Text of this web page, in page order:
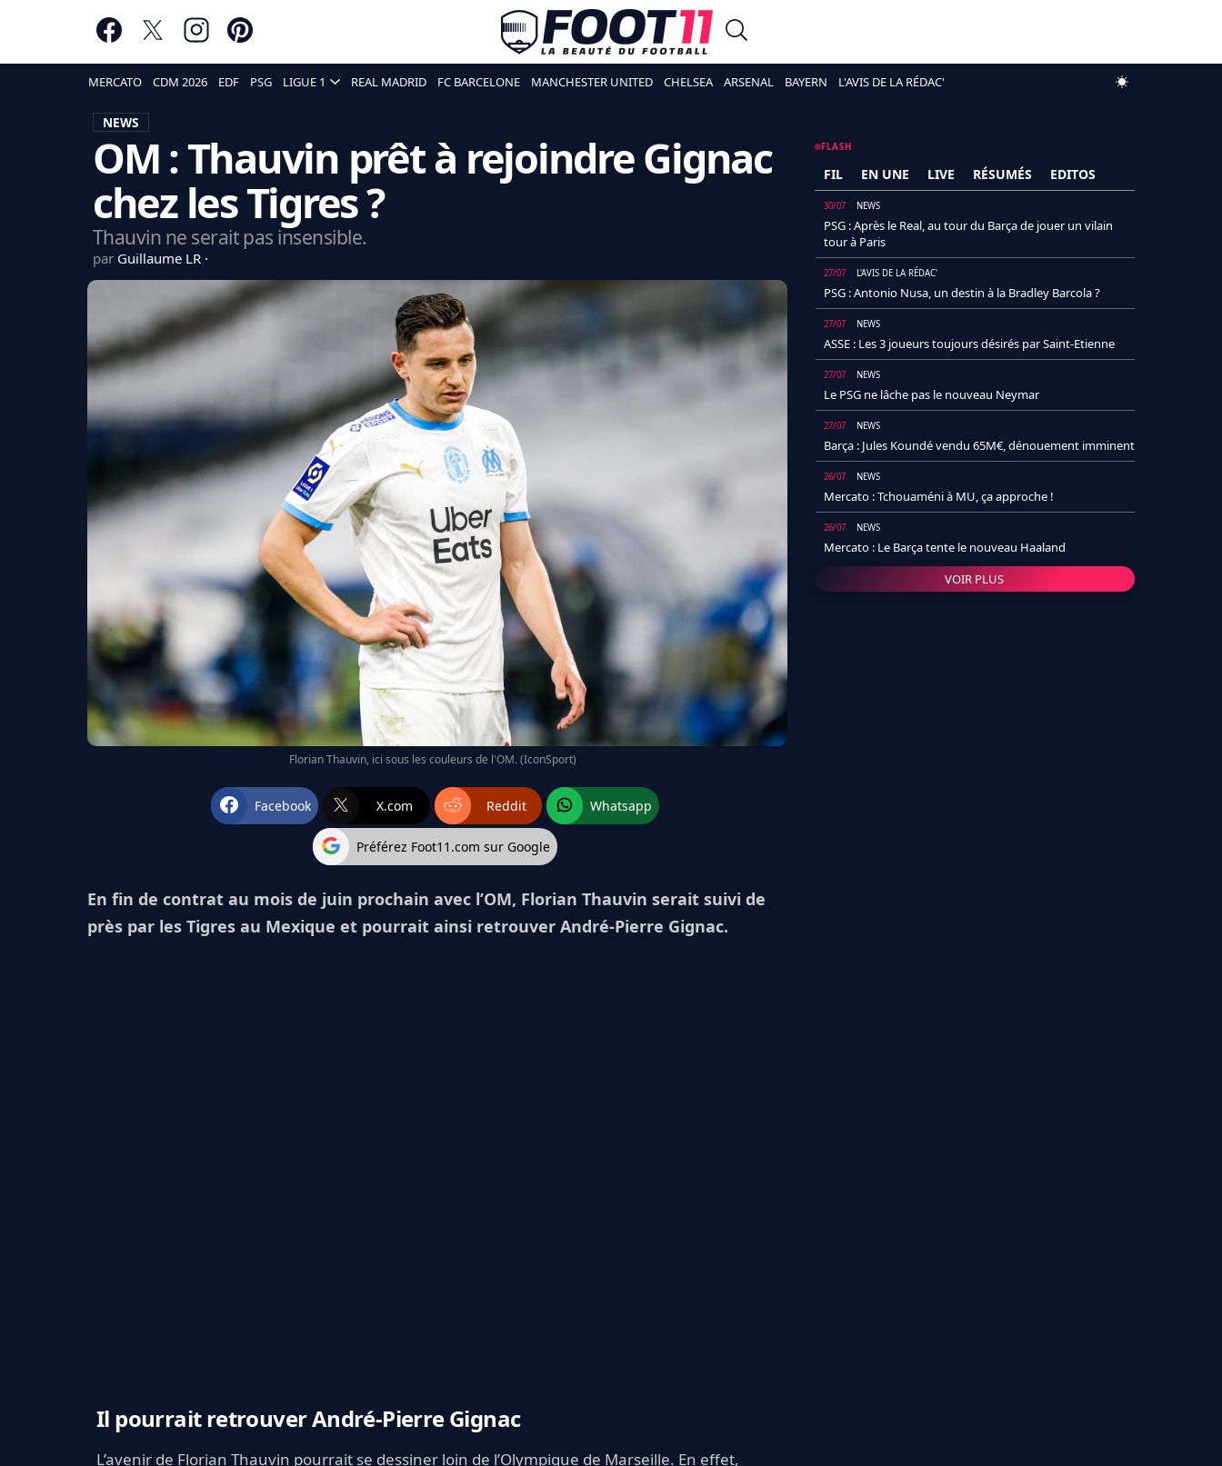
MERCATO CDM 2026 EDF PSG LIGUE 1 REAL MADRID FC BARCELONE MANCHESTER UNITED CHELSEA ARSENAL BAYERN L'AVIS DE LA RÉDAC'
NEWS
OM : Thauvin prêt à rejoindre Gignac
chez les Tigres ?
Thauvin ne serait pas insensible.
par Guillaume LR
Florian Thauvin, ici sous les couleurs de l'OM. (IconSport)
Facebook X.com Reddit Whatsapp
Préférez Foot11.com sur Google
En fin de contrat au mois de juin prochain avec l’OM, Florian Thauvin serait suivi de
près par les Tigres au Mexique et pourrait ainsi retrouver André-Pierre Gignac.
Il pourrait retrouver André-Pierre Gignac
L’avenir de Florian Thauvin pourrait se dessiner loin de l’Olympique de Marseille. En effet,
FLASH
FIL EN UNE LIVE RÉSUMÉS EDITOS
30/07 NEWS
PSG : Après le Real, au tour du Barça de jouer un vilain
tour à Paris
27/07 L'AVIS DE LA RÉDAC'
PSG : Antonio Nusa, un destin à la Bradley Barcola ?
27/07 NEWS
ASSE : Les 3 joueurs toujours désirés par Saint-Etienne
27/07 NEWS
Le PSG ne lâche pas le nouveau Neymar
27/07 NEWS
Barça : Jules Koundé vendu 65M€, dénouement imminent
26/07 NEWS
Mercato : Tchouaméni à MU, ça approche !
26/07 NEWS
Mercato : Le Barça tente le nouveau Haaland
VOIR PLUS